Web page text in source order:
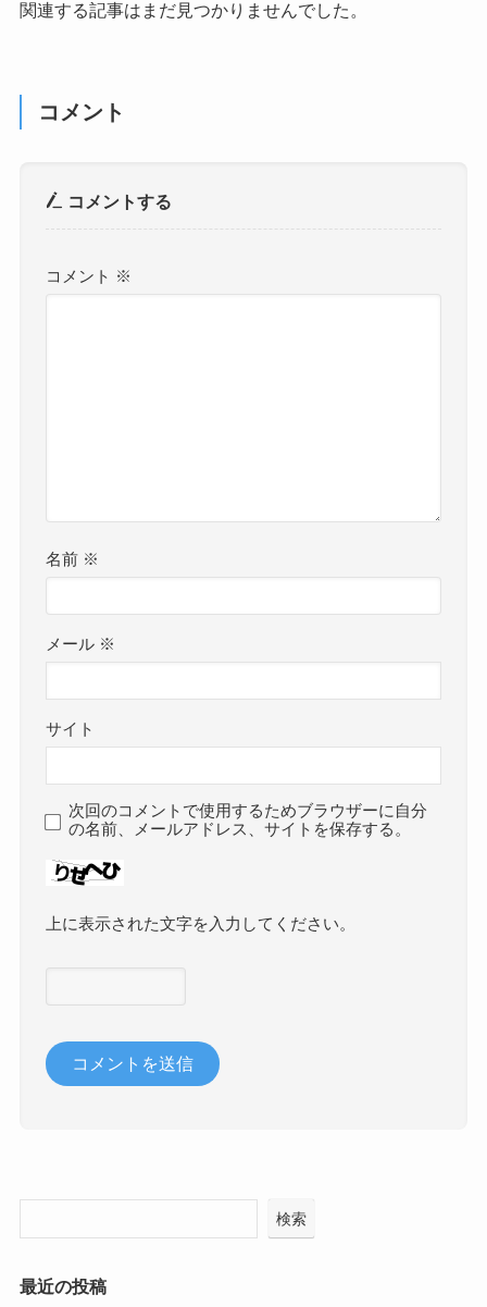
関連する記事はまだ見つかりませんでした。
コメント
コメントする
コメント ※
名前 ※
メール ※
サイト
次回のコメントで使用するためブラウザーに自分
の名前、メールアドレス、サイトを保存する。
上に表示された文字を入力してください。
検索
最近の投稿